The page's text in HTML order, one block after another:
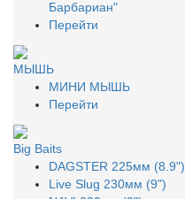
Барбариан"
Перейти
МЫШЬ
МИНИ МЫШЬ
Перейти
Big Baits
DAGSTER 225мм (8.9")
Live Slug 230мм (9")